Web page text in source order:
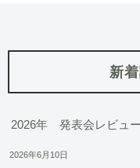
新
2026年 発表会レビュー
2026年6月10日